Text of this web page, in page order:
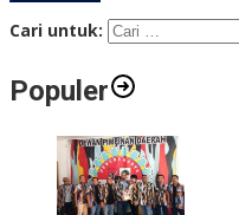
Cari untuk:
Populer